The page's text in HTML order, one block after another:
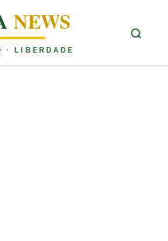
NEWS
· LIBERDADE